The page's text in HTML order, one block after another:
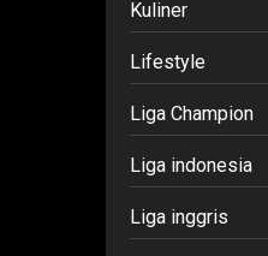
Kuliner
Lifestyle
Liga Champion
Liga indonesia
Liga inggris